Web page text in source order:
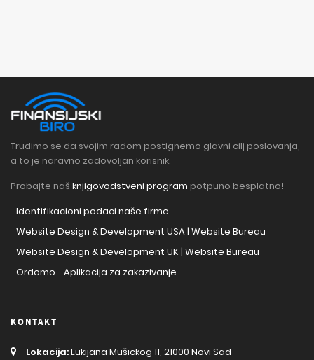
Trudimo se da svojim radom postignemo glavni cilj poslovanja,
a to je naravno zadovoljan korisnik.
Probajte naš knjigovodstveni program potpuno besplatno!
Identifikacioni podaci naše firme
Website Design & Development USA | Website Bureau
Website Design & Development UK | Website Bureau
Ordomo - Aplikacija za zakazivanje
KONTAKT
Lokacija:Lukijana Mušickog 11, 21000 Novi Sad